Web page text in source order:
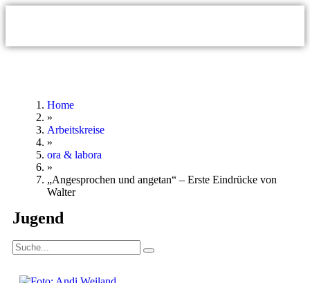
Home
»
Arbeitskreise
»
ora & labora
»
„Angesprochen und angetan“ – Erste Eindrücke von
Walter
Jugend